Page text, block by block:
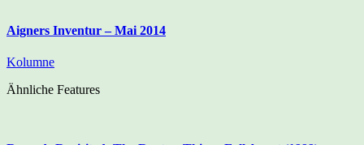
Aigners Inventur – Mai 2014
Kolumne
Ähnliche Features